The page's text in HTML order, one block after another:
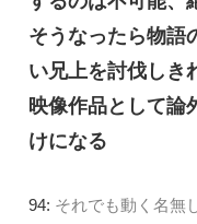
そうなったら物語
い兄上を討伐しき
映像作品として論
けになる
94: それでも動く名無